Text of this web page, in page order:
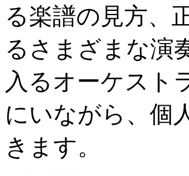
る楽譜の見方、
るさまざまな演
入るオーケスト
にいながら、個
きます。